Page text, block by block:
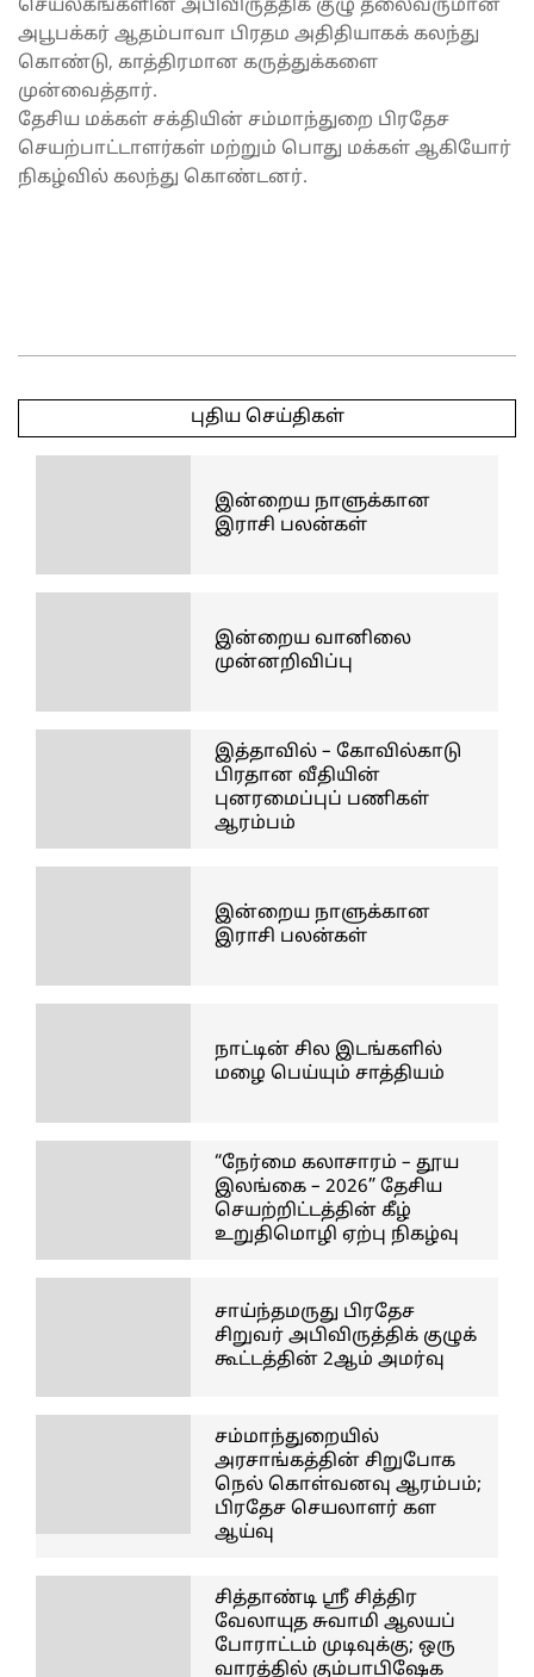
செயலகங்களின் அபிவிருத்திக் குழு தலைவருமான
அபூபக்கர் ஆதம்பாவா பிரதம அதிதியாகக் கலந்து
கொண்டு, காத்திரமான கருத்துக்களை
முன்வைத்தார்.
தேசிய மக்கள் சக்தியின் சம்மாந்துறை பிரதேச
செயற்பாட்டாளர்கள் மற்றும் பொது மக்கள் ஆகியோர்
நிகழ்வில் கலந்து கொண்டனர்.
04-
புதிய செய்திகள்
இன்றைய நாளுக்கான
இராசி பலன்கள்
இன்றைய வானிலை
முன்னறிவிப்பு
இத்தாவில் – கோவில்காடு
பிரதான வீதியின்
புனரமைப்புப் பணிகள்
ஆரம்பம்
இன்றைய நாளுக்கான
இராசி பலன்கள்
நாட்டின் சில இடங்களில்
மழை பெய்யும் சாத்தியம்
“நேர்மை கலாசாரம் – தூய
இலங்கை – 2026” தேசிய
செயற்றிட்டத்தின் கீழ்
உறுதிமொழி ஏற்பு நிகழ்வு
சாய்ந்தமருது பிரதேச
சிறுவர் அபிவிருத்திக் குழுக்
கூட்டத்தின் 2ஆம் அமர்வு
சம்மாந்துறையில்
அரசாங்கத்தின் சிறுபோக
நெல் கொள்வனவு ஆரம்பம்;
பிரதேச செயலாளர் கள
ஆய்வு
சித்தாண்டி ஸ்ரீ சித்திர
வேலாயுத சுவாமி ஆலயப்
போராட்டம் முடிவுக்கு; ஒரு
வாரத்தில் கும்பாபிஷேக